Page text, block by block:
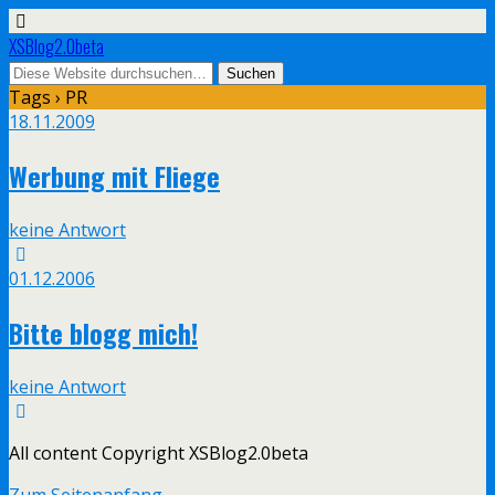
XSBlog2.0beta
Tags › PR
18.11.2009
Werbung mit Fliege
keine Antwort
01.12.2006
Bitte blogg mich!
keine Antwort
All content Copyright XSBlog2.0beta